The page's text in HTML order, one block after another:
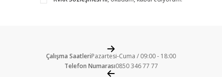
Çalışma SaatleriPazartesi-Cuma / 09:00 - 18:00
Telefon Numarası0850 346 77 77